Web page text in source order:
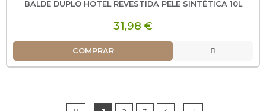
BALDE DUPLO HOTEL REVESTIDA PELE SINTÉTICA 10L
31,98 €
COMPRAR